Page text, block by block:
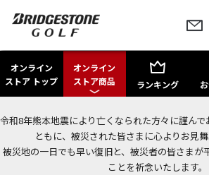
オンライン
ストア トップ
オンライン
ストア商品
ランキング
令和8年熊本地震により亡くなられた方々に謹ん
ともに、被災された皆さまに心よりお見舞
被災地の一日でも早い復旧と、被災者の皆さまが
ことを祈念いたします。
今なら新規会員登録で1,000円OFFクーポンプ
＜商品配送に関するお知らせ＞